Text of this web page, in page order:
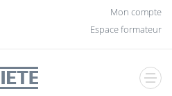
Mon compte
Espace formateur